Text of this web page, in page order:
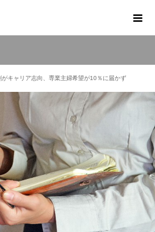
がキャリア志向、専業主婦希望が10％に届かず